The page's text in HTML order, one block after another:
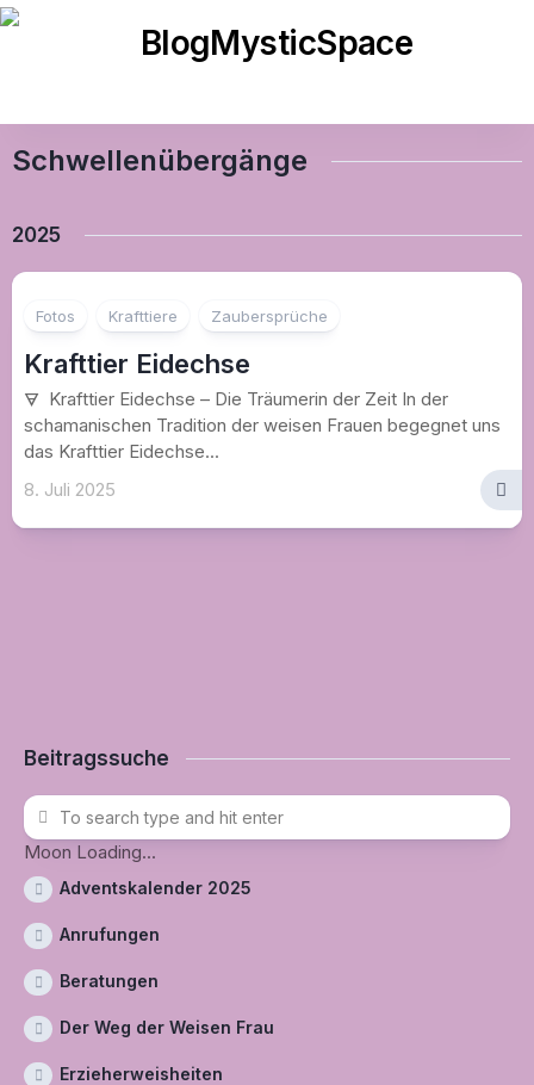
Skip
Schwellenübergänge
2025
Fotos Krafttiere Zaubersprüche
Krafttier Eidechse
🜃 Krafttier Eidechse – Die Träumerin der Zeit In der
schamanischen Tradition der weisen Frauen begegnet uns
das Krafttier Eidechse...
8. Juli 2025
Beitragssuche
Moon Loading...
Adventskalender 2025
Anrufungen
Beratungen
Der Weg der Weisen Frau
Erzieherweisheiten